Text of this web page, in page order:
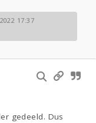
17:37
gedeeld. Dus